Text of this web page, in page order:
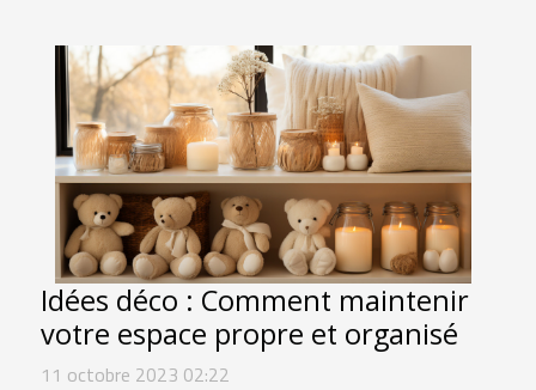
Idées déco : Comment maintenir
votre espace propre et organisé
11 octobre 2023 02:22